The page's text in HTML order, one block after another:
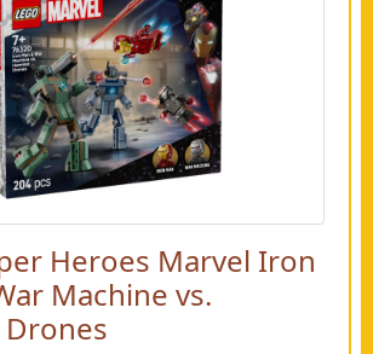
Heroes Marvel Iron
Machine vs.